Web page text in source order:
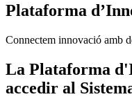
Plataforma
Connectem innovació amb
La Plataforma
accedir al